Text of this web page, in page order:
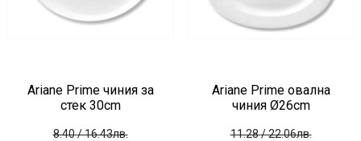
Ariane Prime чиния за
стек 30cm
8.40/ 16.43лв.
Ariane Prime овална
чиния Ø26cm
11.28/ 22.06лв.